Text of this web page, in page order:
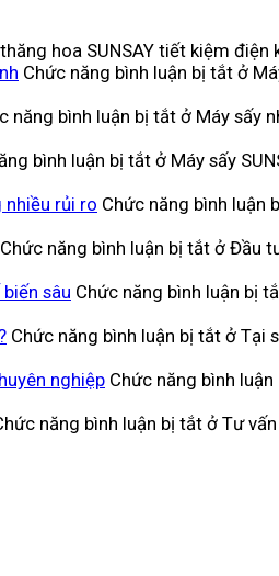
hoa SUNSAY tiết kiệm điện
Chức năng bình luận bị tắt ở
năng bình luận bị tắt ở Máy sấy
bình luận bị tắt ở Máy sấy
rủi ro Chức năng bình luận
Chức năng bình luận bị tắt ở Đầu
sâu Chức năng bình luận bị
Chức năng bình luận bị tắt ở Tại
nghiệp Chức năng bình
năng bình luận bị tắt ở Tư